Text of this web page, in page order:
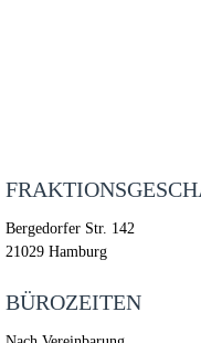
Bergedorfer Str. 142
21029 Hamburg
BÜROZEITEN